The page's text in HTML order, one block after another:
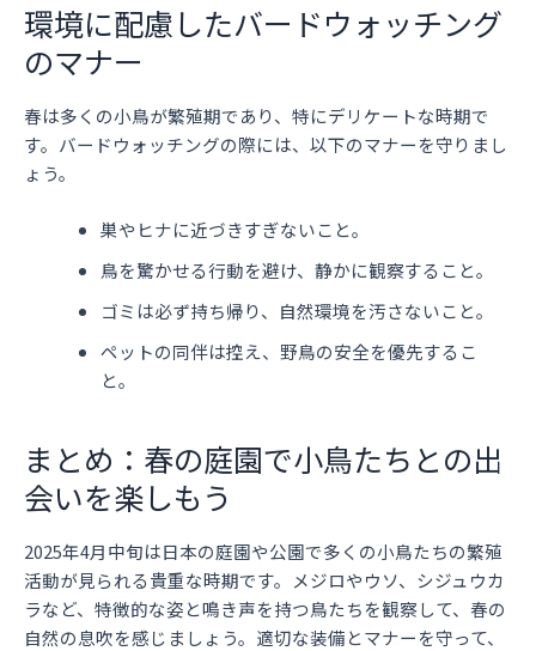
環境に配慮したバードウォッチング
のマナー
春は多くの小鳥が繁殖期であり、特にデリケートな時期で
す。バードウォッチングの際には、以下のマナーを守りまし
ょう。
巣やヒナに近づきすぎないこと。
鳥を驚かせる行動を避け、静かに観察すること。
ゴミは必ず持ち帰り、自然環境を汚さないこと。
ペットの同伴は控え、野鳥の安全を優先するこ
と。
まとめ：春の庭園で小鳥たちとの出
会いを楽しもう
2025年4月中旬は日本の庭園や公園で多くの小鳥たちの繁殖
活動が見られる貴重な時期です。メジロやウソ、シジュウカ
ラなど、特徴的な姿と鳴き声を持つ鳥たちを観察して、春の
自然の息吹を感じましょう。適切な装備とマナーを守って、